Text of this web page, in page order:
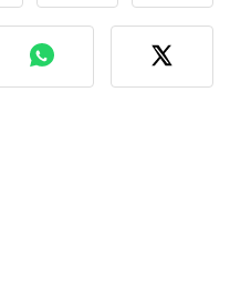
photo de